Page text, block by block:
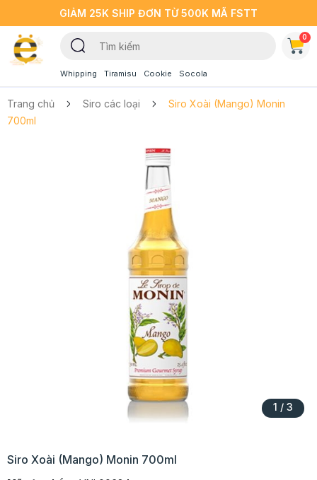
GIẢM 25K SHIP ĐƠN TỪ 500K MÃ FSTT
Whipping Tiramisu Cookie Socola
0
Trang chủ Siro các loại
Siro Xoài (Mango) Monin
700ml
1 / 3
Siro Xoài (Mango) Monin 700ml